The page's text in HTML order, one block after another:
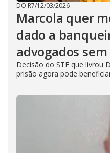
DO R7/12/03/2026
Marcola quer
dado a
advogados
Decisão do STF que livrou
prisão agora pode